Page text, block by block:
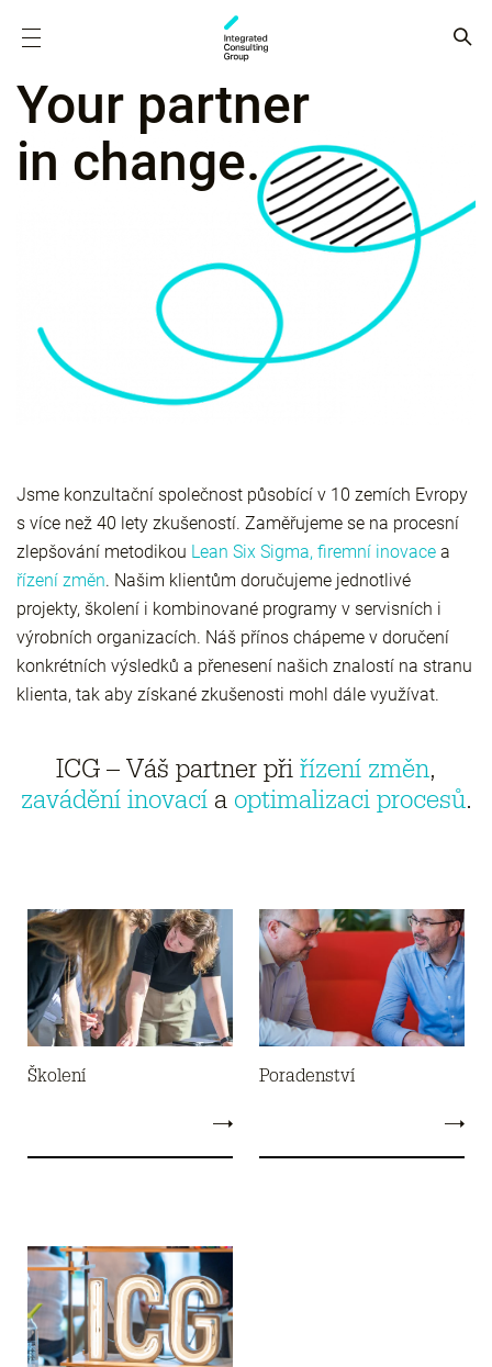
Your partner
in change.
Jsme konzultační společnost působící v 10 zemích Evropy
s více než 40 lety zkušeností. Zaměřujeme se na procesní
zlepšování metodikou Lean Six Sigma, firemní inovace a
řízení změn. Našim klientům doručujeme jednotlivé
projekty, školení i kombinované programy v servisních i
výrobních organizacích. Náš přínos chápeme v doručení
konkrétních výsledků a přenesení našich znalostí na stranu
klienta, tak aby získané zkušenosti mohl dále využívat.
ICG – Váš partner při řízení změn,
zavádění inovacía optimalizaci procesů.
Školení Poradenství